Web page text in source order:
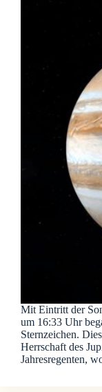
Mit Eintritt der
um 16:33 Uhr
Sternzeichen.
Herrschaft des
Jahresregenten,